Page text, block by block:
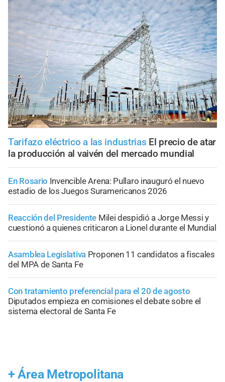
Tarifazo eléctrico a las industrias El precio de atar
la producción al vaivén del mercado mundial
En Rosario Invencible Arena: Pullaro inauguró el nuevo
estadio de los Juegos Suramericanos 2026
Reacción del Presidente Milei despidió a Jorge Messi y
cuestionó a quienes criticaron a Lionel durante el Mundial
Asamblea Legislativa Proponen 11 candidatos a fiscales
del MPA de Santa Fe
Con tratamiento preferencial para el 20 de agosto
Diputados empieza en comisiones el debate sobre el
sistema electoral de Santa Fe
+ Área Metropolitana